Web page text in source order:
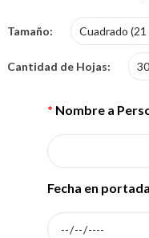
Tamaño
Cantidad de Hojas
* Nombre a
Fecha en portada